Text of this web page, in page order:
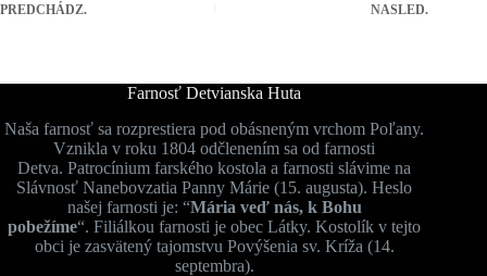
PREDCHÁDZ. NASLED.
Farnosť Detvianska Huta
Naša farnosť sa rozprestiera pod obásneným vrchom Poľany.
Vznikla v roku 1804 odčlenením sa od farnosti
Detva. Patrocínium farského kostola a farnosti slávime na
Slávnosť Nanebovzatia Panny Márie (15. augusta). Heslo
našej farnosti je: “Mária veď nás, k Bohu
pobežíme“. Filiálkou farnosti je obec Látky. Kostolík v tejto
obci je zasvätený tajomstvu Povýšenia sv. Kríža (14.
septembra).